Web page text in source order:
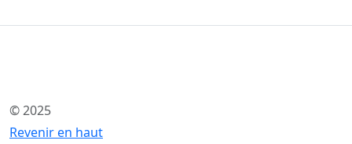
© 2025
Revenir en haut